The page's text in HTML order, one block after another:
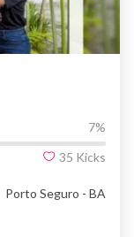
7%
35 Kicks
Porto Seguro - BA